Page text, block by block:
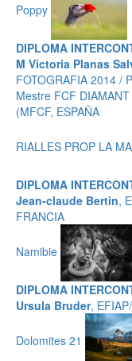
Poppy
DIPLOMA
M Victoria Planas
FOTOGRAFIA 2014 /
Mestre FCF
(MFCF, ESPAÑA
RIALLES PROP LA
DIPLOMA
Jean-claude Bertin,
FRANCIA
Namibie
DIPLOMA
Ursula Bruder,
Dolomites 21